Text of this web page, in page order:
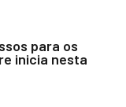
para os
inicia nesta